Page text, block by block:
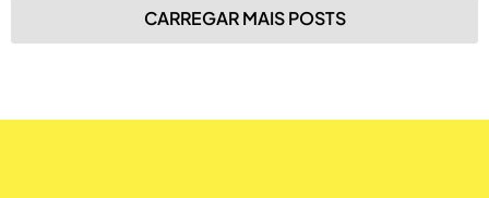
CARREGAR MAIS POSTS